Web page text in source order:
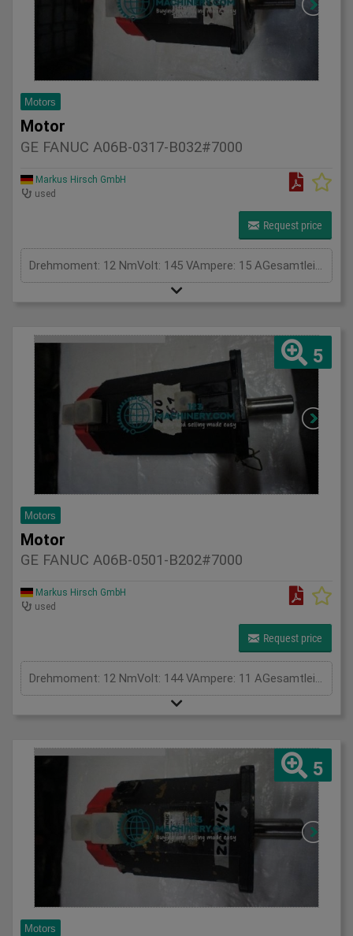
Motors
Motor
GE FANUC A06B-0317-B032#7000
Markus Hirsch GmbH
used
Request price
5
Motors
Motor
GE FANUC A06B-0501-B202#7000
Markus Hirsch GmbH
used
Request price
Drehmoment: 12 NmVolt: 144 VAmpere: 11 AGesamtleistungsbedarf: kWMaschinengewicht ca.: tRaumbedarf ca.: m
5
Motors